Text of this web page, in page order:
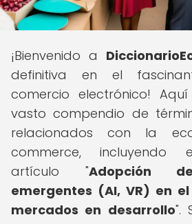
¡Bienvenido a
definitiva en el
comercio electrónico!
vasto compendio de
relacionados con la
commerce, incluyendo
artículo "Adopción
emergentes (AI, VR) en
mercados en desarrollo".